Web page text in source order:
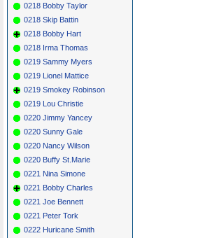
0218 Bobby Taylor
0218 Skip Battin
0218 Bobby Hart
0218 Irma Thomas
0219 Sammy Myers
0219 Lionel Mattice
0219 Smokey Robinson
0219 Lou Christie
0220 Jimmy Yancey
0220 Sunny Gale
0220 Nancy Wilson
0220 Buffy St.Marie
0221 Nina Simone
0221 Bobby Charles
0221 Joe Bennett
0221 Peter Tork
0222 Huricane Smith